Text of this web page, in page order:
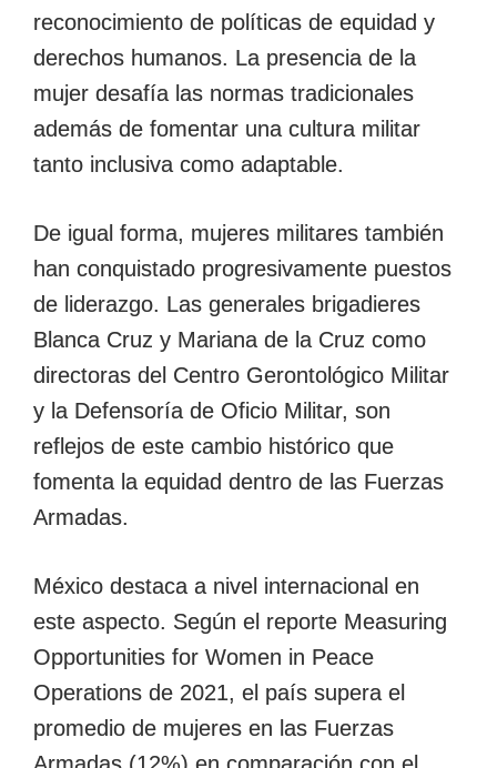
reconocimiento de políticas de equidad y
derechos humanos. La presencia de la
mujer desafía las normas tradicionales
además de fomentar una cultura militar
tanto inclusiva como adaptable.
De igual forma, mujeres militares también
han conquistado progresivamente puestos
de liderazgo. Las generales brigadieres
Blanca Cruz y Mariana de la Cruz como
directoras del Centro Gerontológico Militar
y la Defensoría de Oficio Militar, son
reflejos de este cambio histórico que
fomenta la equidad dentro de las Fuerzas
Armadas.
México destaca a nivel internacional en
este aspecto. Según el reporte Measuring
Opportunities for Women in Peace
Operations de 2021, el país supera el
promedio de mujeres en las Fuerzas
Armadas (12%) en comparación con el